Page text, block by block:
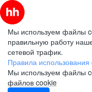
Мы используем файлы
правильную работу
сетевой трафик.
Правила
Мы используем файлы
файлов cookie